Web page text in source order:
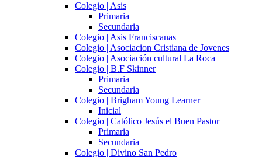
Colegio | Asis
Primaria
Secundaria
Colegio | Asis Franciscanas
Colegio | Asociacion Cristiana de Jovenes
Colegio | Asociación cultural La Roca
Colegio | B.F Skinner
Primaria
Secundaria
Colegio | Brigham Young Learner
Inicial
Colegio | Católico Jesús el Buen Pastor
Primaria
Secundaria
Colegio | Divino San Pedro